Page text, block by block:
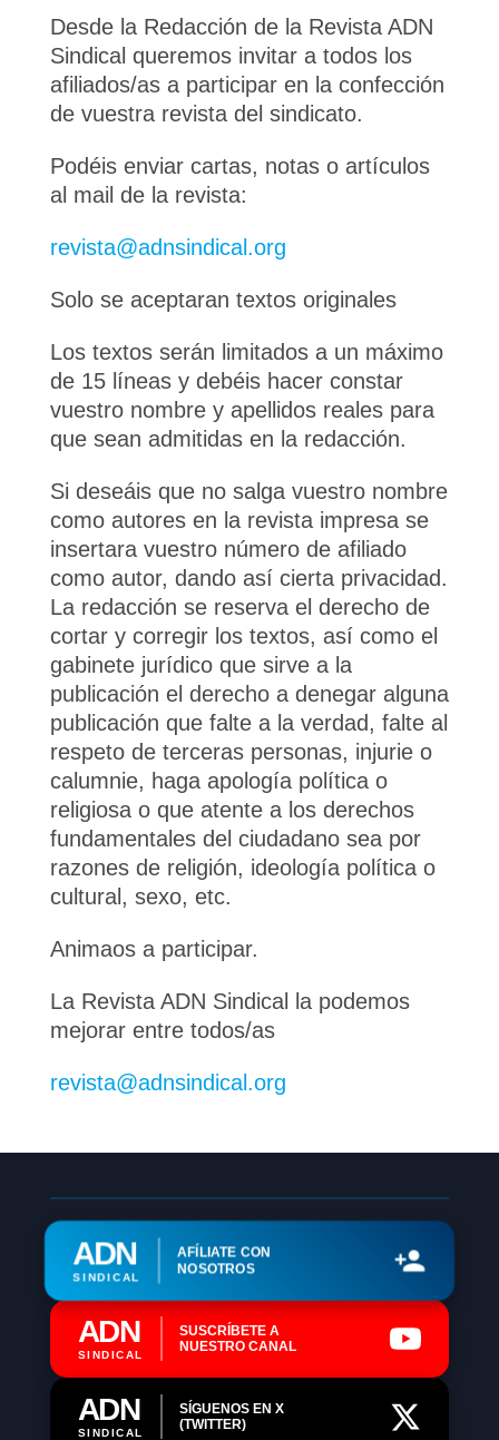
Desde la Redacción de la Revista ADN
Sindical queremos invitar a todos los
afiliados/as a participar en la confección
de vuestra revista del sindicato.
Podéis enviar cartas, notas o artículos
al mail de la revista:
revista@adnsindical.org
Solo se aceptaran textos originales
Los textos serán limitados a un máximo
de 15 líneas y debéis hacer constar
vuestro nombre y apellidos reales para
que sean admitidas en la redacción.
Si deseáis que no salga vuestro nombre
como autores en la revista impresa se
insertara vuestro número de afiliado
como autor, dando así cierta privacidad.
La redacción se reserva el derecho de
cortar y corregir los textos, así como el
gabinete jurídico que sirve a la
publicación el derecho a denegar alguna
publicación que falte a la verdad, falte al
respeto de terceras personas, injurie o
calumnie, haga apología política o
religiosa o que atente a los derechos
fundamentales del ciudadano sea por
razones de religión, ideología política o
cultural, sexo, etc.
Animaos a participar.
La Revista ADN Sindical la podemos
mejorar entre todos/as
revista@adnsindical.org
ADN
SINDICAL
AFÍLIATE CON
NOSOTROS
ADN
SINDICAL
SUSCRÍBETE A
NUESTRO CANAL
ADN
SINDICAL
SÍGUENOS EN X
(TWITTER)